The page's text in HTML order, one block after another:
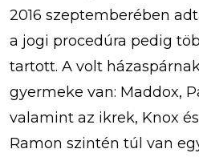
2016 szeptemberében
a jogi procedúra pedig
tartott. A volt
gyermeke van: Maddox,
valamint az ikrek, Knox
Ramon szintén túl van